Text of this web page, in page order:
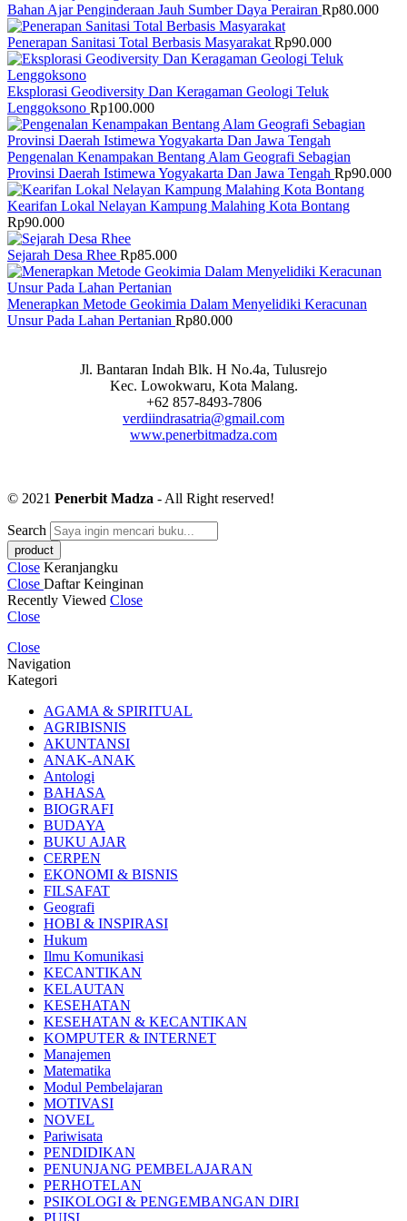
Bahan Ajar Penginderaan Jauh Sumber Daya Perairan Rp80.000
Penerapan Sanitasi Total Berbasis Masyarakat Rp90.000
Eksplorasi Geodiversity Dan Keragaman Geologi Teluk
Lenggoksono Rp100.000
Pengenalan Kenampakan Bentang Alam Geografi Sebagian
Provinsi Daerah Istimewa Yogyakarta Dan Jawa Tengah Rp90.000
Kearifan Lokal Nelayan Kampung Malahing Kota Bontang
Rp90.000
Sejarah Desa Rhee Rp85.000
Menerapkan Metode Geokimia Dalam Menyelidiki Keracunan
Unsur Pada Lahan Pertanian Rp80.000
Jl. Bantaran Indah Blk. H No.4a, Tulusrejo
Kec. Lowokwaru, Kota Malang.
+62 857-8493-7806
verdiindrasatria@gmail.com
www.penerbitmadza.com
© 2021 Penerbit Madza - All Right reserved!
Search
Close Keranjangku
Close Daftar Keinginan
Recently Viewed Close
Close
Close
Navigation
Kategori
AGAMA & SPIRITUAL
AGRIBISNIS
AKUNTANSI
ANAK-ANAK
Antologi
BAHASA
BIOGRAFI
BUDAYA
BUKU AJAR
CERPEN
EKONOMI & BISNIS
FILSAFAT
Geografi
HOBI & INSPIRASI
Hukum
Ilmu Komunikasi
KECANTIKAN
KELAUTAN
KESEHATAN
KESEHATAN & KECANTIKAN
KOMPUTER & INTERNET
Manajemen
Matematika
Modul Pembelajaran
MOTIVASI
NOVEL
Pariwisata
PENDIDIKAN
PENUNJANG PEMBELAJARAN
PERHOTELAN
PSIKOLOGI & PENGEMBANGAN DIRI
PUISI